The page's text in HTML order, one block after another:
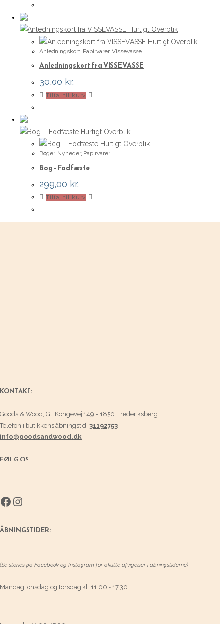
Hurtigt Overblik
Hurtigt Overblik
Anledningskort Papirvarer, Vissevasse
Anledningskort fra VISSEVASSE
30,00 kr.
Tilføj til kurv
Hurtigt Overblik
Hurtigt Overblik
Bøger, Nyheder, Papirvarer
Bog – Fodfæste
299,00 kr.
Tilføj til kurv
KONTAKT:
Goods & Wood, Gl. Kongevej 149 - 1850 Frederiksberg
Telefon i butikkens åbningstid: 31192753
info@goodsandwood.dk
FØLG OS
Facebook
Instagram
ÅBNINGSTIDER:
(Se stories på Facebook og Instagram for akutte afvigelser i åbningstiderne)
Mandag, onsdag og torsdag kl. 11.00 - 17.30